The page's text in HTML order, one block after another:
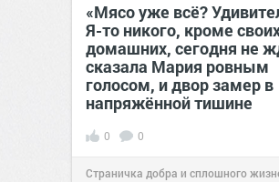
«Мясо уже всё?
Я-то никого, кроме
домашних, сегодня не
сказала Мария ровным
голосом, и двор замер в
напряжённой тишине
0 0
Страничка добра и сплошного